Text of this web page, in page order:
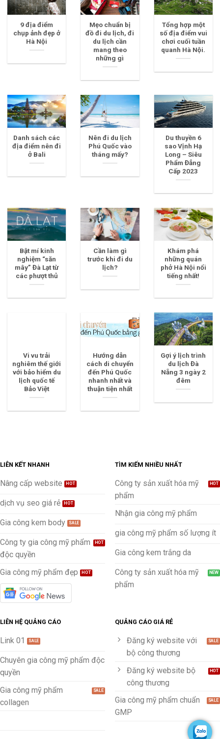
9 địa điểm
chụp ảnh đẹp ở
Hà Nội
Mẹo chuẩn bị
đồ đi du lịch, đi
du lịch cần
mang theo
những gì
Tổng hợp một
số địa điểm vui
chơi cuối tuần
quanh Hà Nội.
Danh sách các
địa điểm nên đi
ở Bali
Nên đi du lịch
Phú Quốc vào
tháng mấy?
Du thuyền 6
sao Vịnh Hạ
Long – Siêu
Phẩm Đẳng
Cấp 2023
Bật mí kinh
nghiệm “săn
mây” Đà Lạt từ
các phượt thủ
Cần làm gì
trước khi đi du
lịch?
Khám phá
những quán
phở Hà Nội nổi
tiếng nhất!
Vi vu trải
nghiêm thế giới
với bảo hiểm du
lịch quốc tế
Bảo Việt
Hướng dẫn
cách di chuyển
đến Phú Quốc
nhanh nhất và
thuận tiện nhất
Gợi ý lịch trình
du lịch Đà
Nẵng 3 ngày 2
đêm
LIÊN KẾT NHANH
Nâng cấp website
dịch vụ seo giá rẻ
Gia công kem body
Công ty gia công mỹ phẩm
độc quyền
Gia công mỹ phẩm đẹp
TÌM KIẾM NHIỀU NHẤT
Công ty sản xuất hóa mỹ
phẩm
Nhận gia công mỹ phẩm
gia công mỹ phẩm số lượng ít
Gia công kem trắng da
Công ty sản xuất hóa mỹ
phẩm
LIÊN HỆ QUẢNG CÁO
Link 01
Chuyên gia công mỹ phẩm độc
quyền
Gia công mỹ phẩm
collagen
QUẢNG CÁO GIÁ RẺ
Đăng ký website với
bộ công thương
Đăng ký website bộ
công thương
Gia công mỹ phẩm chuẩn
GMP